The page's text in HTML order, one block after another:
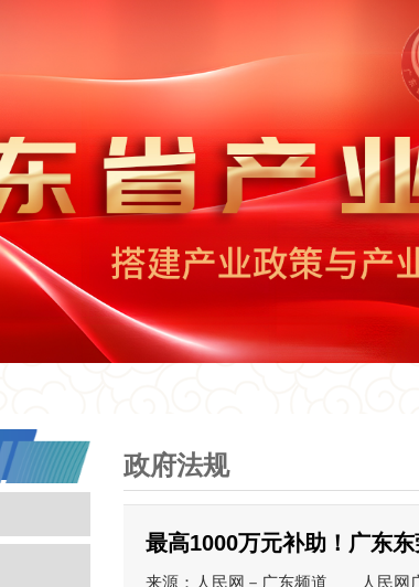
政府法规
最高1000万元补助！广东
来源：人民网－广东频道 人民网广